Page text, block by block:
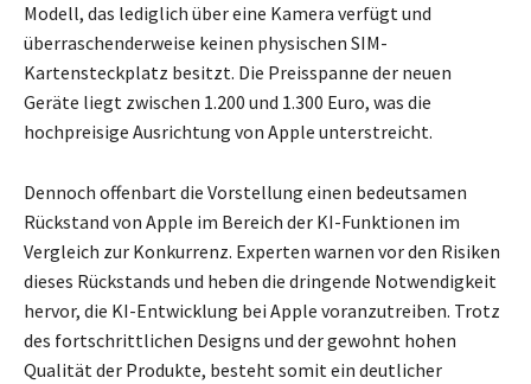
Modell, das lediglich über eine Kamera verfügt und
überraschenderweise keinen physischen SIM-
Kartensteckplatz besitzt. Die Preisspanne der neuen
Geräte liegt zwischen 1.200 und 1.300 Euro, was die
hochpreisige Ausrichtung von Apple unterstreicht.
Dennoch offenbart die Vorstellung einen bedeutsamen
Rückstand von Apple im Bereich der KI-Funktionen im
Vergleich zur Konkurrenz. Experten warnen vor den Risiken
dieses Rückstands und heben die dringende Notwendigkeit
hervor, die KI-Entwicklung bei Apple voranzutreiben. Trotz
des fortschrittlichen Designs und der gewohnt hohen
Qualität der Produkte, besteht somit ein deutlicher